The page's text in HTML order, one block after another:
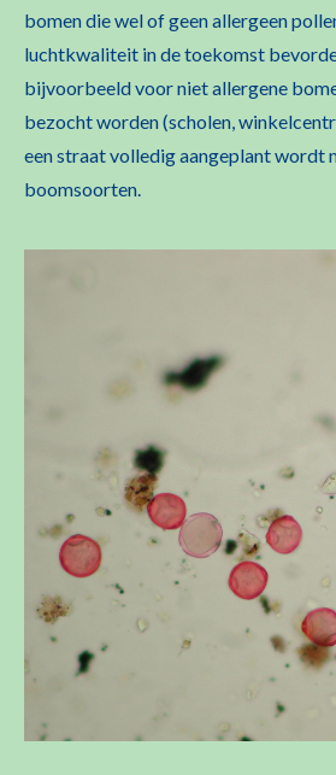
bomen die wel of geen allergeen
luchtkwaliteit in de toekomst
bijvoorbeeld voor niet allergene
bezocht worden (scholen,
een straat volledig aangeplant wordt
boomsoorten.